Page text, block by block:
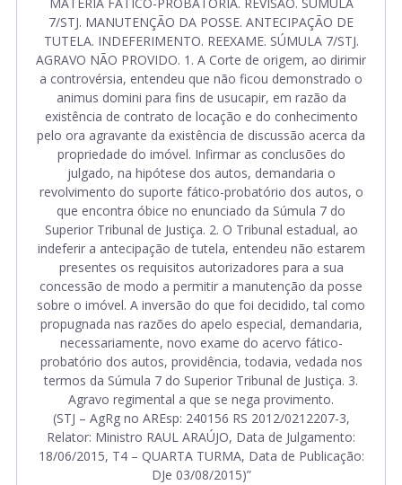
7/STJ. MANUTENÇÃO DA POSSE. ANTECIPAÇÃO DE
TUTELA. INDEFERIMENTO. REEXAME. SÚMULA 7/STJ.
AGRAVO NÃO PROVIDO. 1. A Corte de origem, ao dirimir
a controvérsia, entendeu que não ficou demonstrado o
animus domini para fins de usucapir, em razão da
existência de contrato de locação e do conhecimento
pelo ora agravante da existência de discussão acerca da
propriedade do imóvel. Infirmar as conclusões do
julgado, na hipótese dos autos, demandaria o
revolvimento do suporte fático-probatório dos autos, o
que encontra óbice no enunciado da Súmula 7 do
Superior Tribunal de Justiça. 2. O Tribunal estadual, ao
indeferir a antecipação de tutela, entendeu não estarem
presentes os requisitos autorizadores para a sua
concessão de modo a permitir a manutenção da posse
sobre o imóvel. A inversão do que foi decidido, tal como
propugnada nas razões do apelo especial, demandaria,
necessariamente, novo exame do acervo fático-
probatório dos autos, providência, todavia, vedada nos
termos da Súmula 7 do Superior Tribunal de Justiça. 3.
Agravo regimental a que se nega provimento.
(STJ – AgRg no AREsp: 240156 RS 2012/0212207-3,
Relator: Ministro RAUL ARAÚJO, Data de Julgamento:
18/06/2015, T4 – QUARTA TURMA, Data de Publicação:
DJe 03/08/2015)”